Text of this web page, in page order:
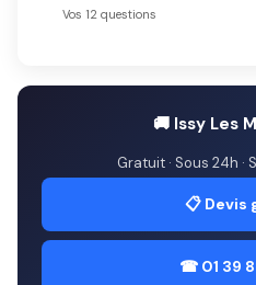
Vos 12 questions
🚚 Issy Les
Gratuit · Sous 24h
📋 Devis
☎ 01 39